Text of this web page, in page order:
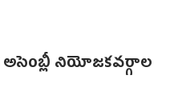
అసెంబ్లీ నియోజకవర్గాల